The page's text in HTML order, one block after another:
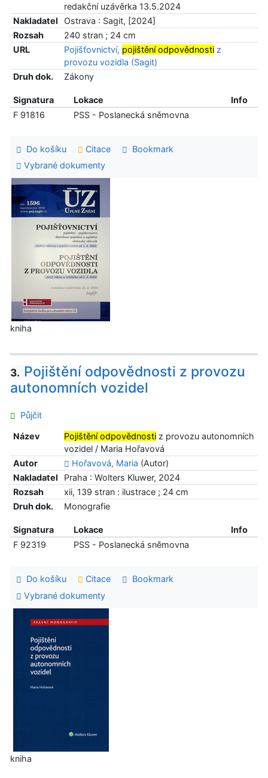
redakční uzávěrka 13.5.2024
Nakladatel
Ostrava : Sagit, [2024]
Rozsah
240 stran ; 24 cm
URL
Pojišťovnictví, pojištění odpovědnostiz
provozu vozidla (Sagit)
Druh dok.
Zákony
Signatura Lokace
Info
F 91816
PSS - Poslanecká sněmovna
Do košíku Citace
Bookmark
Vybrané dokumenty
kniha
3. Pojištění odpovědnosti z provozu
autonomních vozidel
Půjčit
Název Pojištění odpovědnostiz provozu autonomních
vozidel / Maria Hořavová
Autor
Hořavová, Maria (Autor)
Nakladatel
Praha : Wolters Kluwer, 2024
Rozsah
xii, 139 stran : ilustrace ; 24 cm
Druh dok.
Monografie
Signatura Lokace
Info
F 92319
PSS - Poslanecká sněmovna
Do košíku Citace
Bookmark
Vybrané dokumenty
kniha